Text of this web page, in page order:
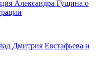
Александра Гущина о
Дмитрия Евстафьева и